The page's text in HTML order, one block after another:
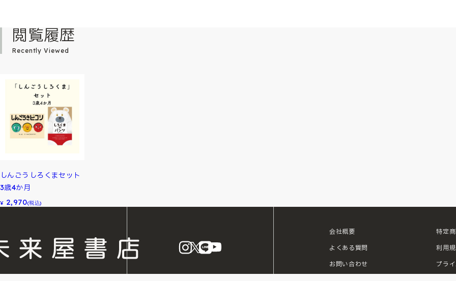
閲覧履歴
Recently Viewed
しんごうしろくまセット
3歳4か月
¥ 2,970(税込)
instagram
X LINE
会社概要
よくある質問
お問い合わせ
特定
利用
プラ